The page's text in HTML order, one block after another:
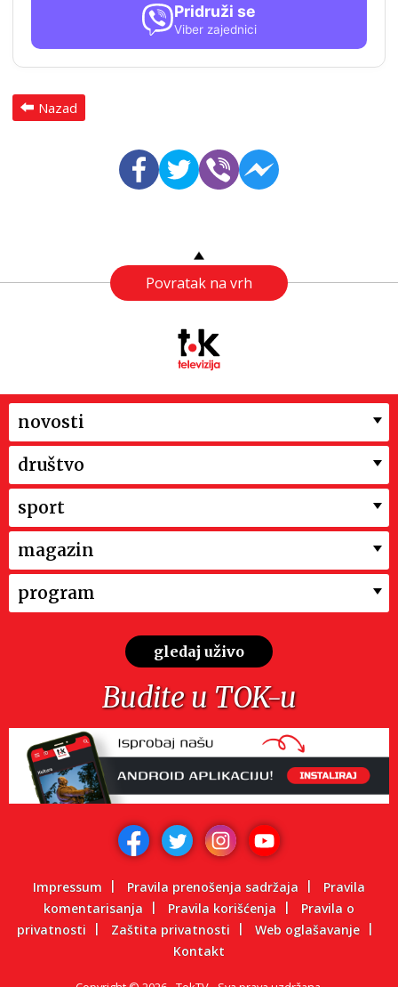
Pridruži se
Viber zajednici
Nazad
Povratak na vrh
novosti
društvo
sport
magazin
program
gledaj uživo
Budite u TOK-u
Impressum Pravila prenošenja sadržaja
Pravila
komentarisanja
Pravila korišćenja
Pravila o
privatnosti
Zaštita privatnosti
Web oglašavanje
Kontakt